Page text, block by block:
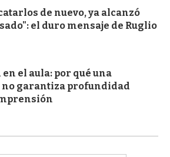
de nuevo, ya alcanzó
el duro mensaje de Ruglio
el aula: por qué una
no garantiza profundidad